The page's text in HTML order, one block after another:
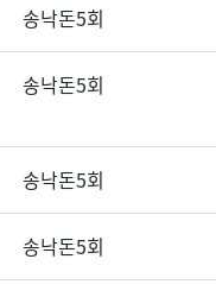
송낙돈5회
송낙돈5회
송낙돈5회
송낙돈5회